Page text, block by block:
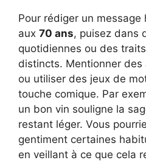
Pour rédiger un
aux 70 ans, puisez dans
quotidiennes ou des
distincts. Mentionner
ou utiliser des jeux de
touche comique. Par
un bon vin souligne la
restant léger. Vous
gentiment certaines
en veillant à ce que cela